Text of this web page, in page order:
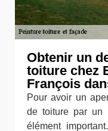
Obtenir un
toiture chez
François
Pour avoir un
de toiture par un
élément